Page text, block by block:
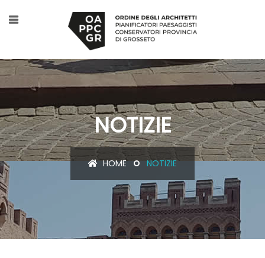
NOTIZIE
HOME NOTIZIE